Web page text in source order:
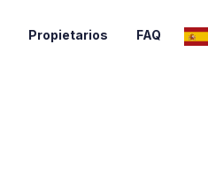
Propietarios FAQ